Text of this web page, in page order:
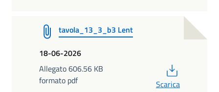
tavola_13_3_b3 Lent
18-06-2026
Allegato 606.56 KB
formato pdf
Scarica